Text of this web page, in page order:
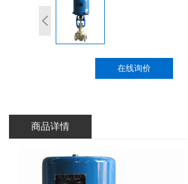
在线询价
商品详情